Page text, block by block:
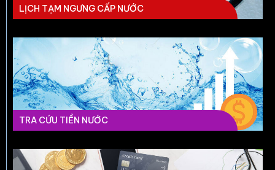
LỊCH TẠM NGƯNG CẤP NƯỚC
TRA CỨU TIỀN NƯỚC